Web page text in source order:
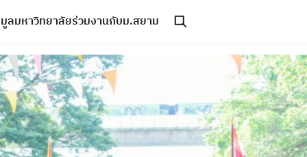
ลมหาวิทยาลัยร่วมงานกับม.สยาม Toggle search